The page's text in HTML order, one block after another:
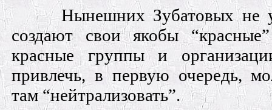
Нынешних Зубатовых не
создают свои якобы
красные группы и
привлечь, в первую очередь,
там “нейтрализовать”.